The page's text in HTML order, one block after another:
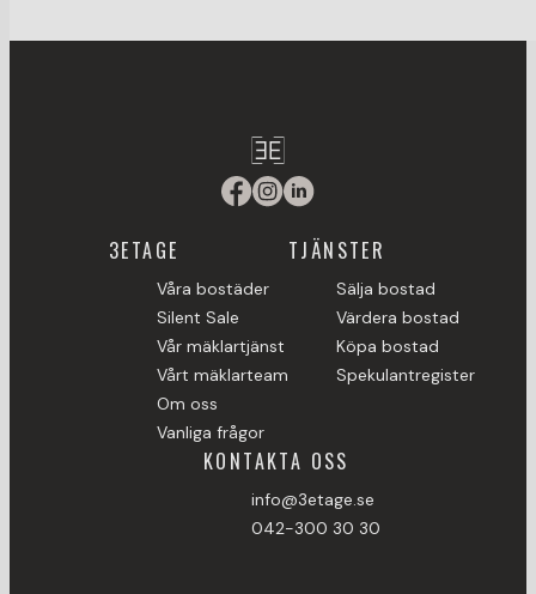
3ETAGE
Våra bostäder
Silent Sale
Vår mäklartjänst
Vårt mäklarteam
Om oss
Vanliga frågor
TJÄNSTER
Sälja bostad
Värdera bostad
Köpa bostad
Spekulantregister
KONTAKTA OSS
info@3etage.se
042-300 30 30